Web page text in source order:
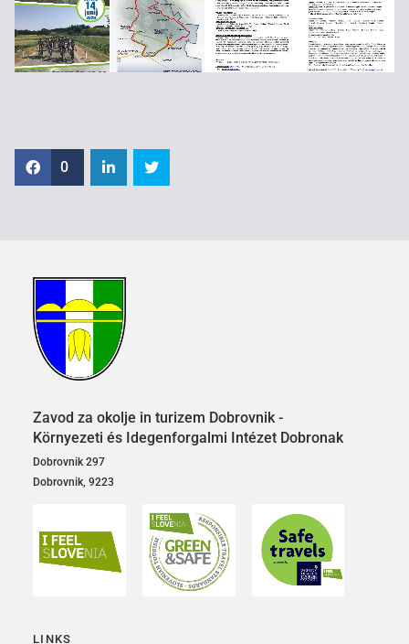
0
Zavod za okolje in turizem Dobrovnik -
Környezeti és Idegenforgalmi Intézet Dobronak
Dobrovnik 297
Dobrovnik, 9223
LINKS